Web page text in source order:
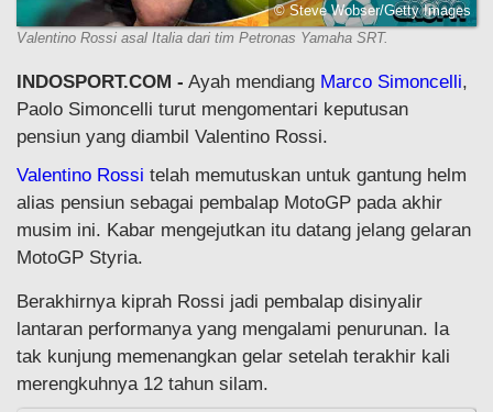
© Steve Wobser/Getty Images
Valentino Rossi asal Italia dari tim Petronas Yamaha SRT.
INDOSPORT.COM - Ayah mendiang Marco Simoncelli,
Paolo Simoncelli turut mengomentari keputusan
pensiun yang diambil Valentino Rossi.
Valentino Rossi telah memutuskan untuk gantung helm
alias pensiun sebagai pembalap MotoGP pada akhir
musim ini. Kabar mengejutkan itu datang jelang gelaran
MotoGP Styria.
Berakhirnya kiprah Rossi jadi pembalap disinyalir
lantaran performanya yang mengalami penurunan. Ia
tak kunjung memenangkan gelar setelah terakhir kali
merengkuhnya 12 tahun silam.